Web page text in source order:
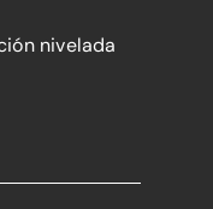
nivelada